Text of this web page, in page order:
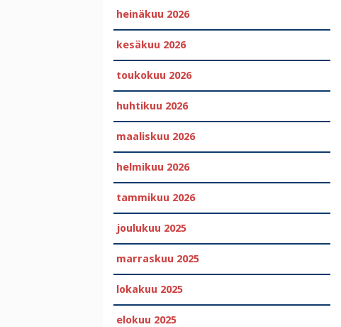
heinäkuu 2026
kesäkuu 2026
toukokuu 2026
huhtikuu 2026
maaliskuu 2026
helmikuu 2026
tammikuu 2026
joulukuu 2025
marraskuu 2025
lokakuu 2025
elokuu 2025